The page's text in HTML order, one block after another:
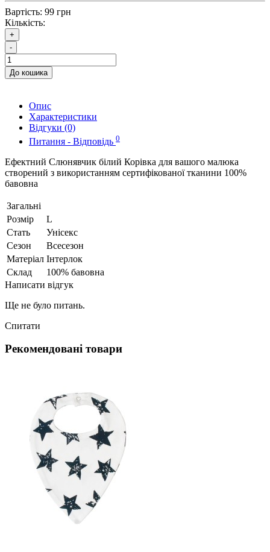
Вартість: 99 грн
Кількість:
+
-
До кошика
Опис
Характеристики
Відгуки (0)
Питання - Відповідь 0
Ефектний Слюнявчик білий Корівка для вашого малюка
створений з використанням сертифікованої тканини 100%
бавовна
Загальні
Розмір
L
Стать
Унісекс
Сезон
Всесезон
Матеріал Інтерлок
Склад
100% бавовна
Написати відгук
Ще не було питань.
Спитати
Рекомендовані товари